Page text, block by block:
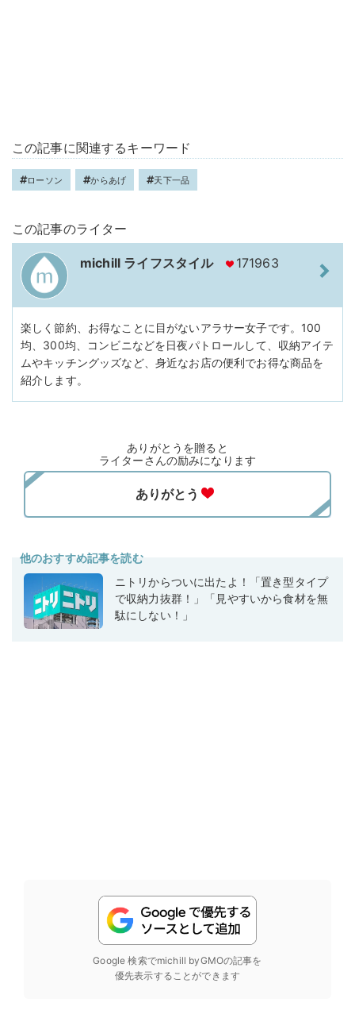
この記事に関連するキーワード
ローソン からあげ 天下一品
この記事のライター
michill ライフスタイル 171963
楽しく節約、お得なことに目がないアラサー女子です。100
均、300均、コンビニなどを日夜パトロールして、収納アイテ
ムやキッチングッズなど、身近なお店の便利でお得な商品を
紹介します。
ありがとうを贈ると
ライターさんの励みになります
他のおすすめ記事を読む
ニトリからついに出たよ！「置き型タイプ
で収納力抜群！」「見やすいから食材を無
駄にしない！」
Google 検索でmichill byGMOの記事を
優先表示することができます